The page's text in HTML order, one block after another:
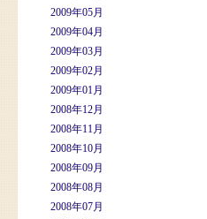
2009年05月
2009年04月
2009年03月
2009年02月
2009年01月
2008年12月
2008年11月
2008年10月
2008年09月
2008年08月
2008年07月